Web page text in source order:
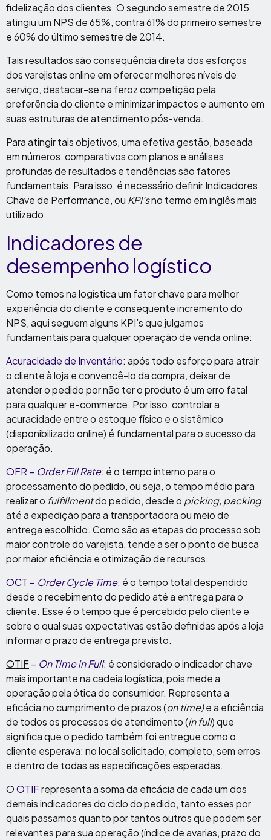
fidelização dos clientes. O segundo semestre de 2015
atingiu um NPS de 65%, contra 61% do primeiro semestre
e 60% do último semestre de 2014.
Tais resultados são consequência direta dos esforços
dos varejistas online em oferecer melhores níveis de
serviço, destacar-se na feroz competição pela
preferência do cliente e minimizar impactos e aumento em
suas estruturas de atendimento pós-venda.
Para atingir tais objetivos, uma efetiva gestão, baseada
em números, comparativos com planos e análises
profundas de resultados e tendências são fatores
fundamentais. Para isso, é necessário definir Indicadores
Chave de Performance, ou KPI’sno termo em inglês mais
utilizado.
Indicadores de
desempenho logístico
Como temos na logística um fator chave para melhor
experiência do cliente e consequente incremento do
NPS, aqui seguem alguns KPI’s que julgamos
fundamentais para qualquer operação de venda online:
Acuracidade de Inventário: após todo esforço para atrair
o cliente à loja e convencê-lo da compra, deixar de
atender o pedido por não ter o produto é um erro fatal
para qualquer e-commerce. Por isso, controlar a
acuracidade entre o estoque físico e o sistêmico
(disponibilizado online) é fundamental para o sucesso da
operação.
OFR – Order Fill Rate: é o tempo interno para o
processamento do pedido, ou seja, o tempo médio para
realizar o fulfillmentdo pedido, desde o picking, packing
até a expedição para a transportadora ou meio de
entrega escolhido. Como são as etapas do processo sob
maior controle do varejista, tende a ser o ponto de busca
por maior eficiência e otimização de recursos.
OCT – Order Cycle Time: é o tempo total despendido
desde o recebimento do pedido até a entrega para o
cliente. Esse é o tempo que é percebido pelo cliente e
sobre o qual suas expectativas estão definidas após a loja
informar o prazo de entrega previsto.
OTIF– On Time in Full: é considerado o indicador chave
mais importante na cadeia logística, pois mede a
operação pela ótica do consumidor. Representa a
eficácia no cumprimento de prazos (on time)e a eficiência
de todos os processos de atendimento (in full) que
significa que o pedido também foi entregue como o
cliente esperava: no local solicitado, completo, sem erros
e dentro de todas as especificações esperadas.
OOTIFrepresenta a soma da eficácia de cada um dos
demais indicadores do ciclo do pedido, tanto esses por
quais passamos quanto por tantos outros que podem ser
relevantes para sua operação (índice de avarias, prazo do